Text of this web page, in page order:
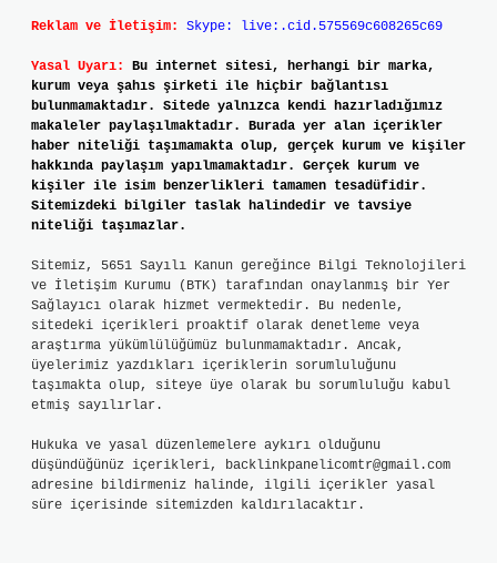
Reklam ve İletişim: Skype: live:.cid.575569c608265c69
Yasal Uyarı:
Bu internet sitesi, herhangi bir marka,
kurum veya şahıs şirketi ile hiçbir bağlantısı
bulunmamaktadır. Sitede yalnızca kendi hazırladığımız
makaleler paylaşılmaktadır. Burada yer alan içerikler
haber niteliği taşımamakta olup, gerçek kurum ve kişiler
hakkında paylaşım yapılmamaktadır. Gerçek kurum ve
kişiler ile isim benzerlikleri tamamen tesadüfidir.
Sitemizdeki bilgiler taslak halindedir ve tavsiye
niteliği taşımazlar.
Sitemiz, 5651 Sayılı Kanun gereğince Bilgi Teknolojileri
ve İletişim Kurumu (BTK) tarafından onaylanmış bir Yer
Sağlayıcı olarak hizmet vermektedir. Bu nedenle,
sitedeki içerikleri proaktif olarak denetleme veya
araştırma yükümlülüğümüz bulunmamaktadır. Ancak,
üyelerimiz yazdıkları içeriklerin sorumluluğunu
taşımakta olup, siteye üye olarak bu sorumluluğu kabul
etmiş sayılırlar.
Hukuka ve yasal düzenlemelere aykırı olduğunu
düşündüğünüz içerikleri, backlinkpanelicomtr@gmail.com
adresine bildirmeniz halinde, ilgili içerikler yasal
süre içerisinde sitemizden kaldırılacaktır.